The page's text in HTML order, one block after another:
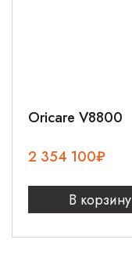
Oricare V8800
2 354 100₽
В корзину